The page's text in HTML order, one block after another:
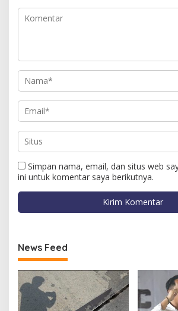
Simpan nama, email, dan situs web
ini untuk komentar saya berikutnya.
News Feed